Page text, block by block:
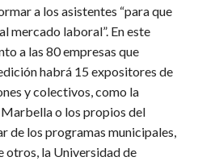
a los asistentes “para que
mercado laboral”. En este
a las 80 empresas que
habrá 15 expositores de
y colectivos, como la
o los propios del
de los programas municipales,
otros, la Universidad de